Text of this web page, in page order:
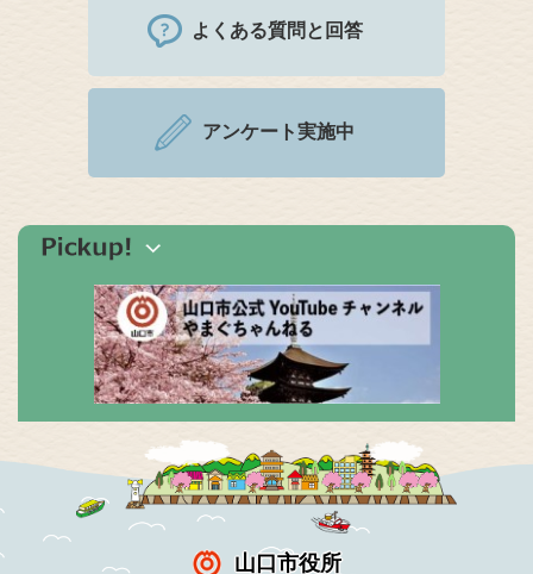
よくある質問と回答
アンケート実施中
山口市役所